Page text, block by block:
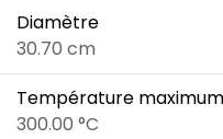
Diamètre
30.70 cm
Température maximum
300.00 °C